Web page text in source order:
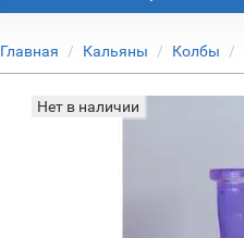
Главная Кальяны Колбы
Нет в наличии